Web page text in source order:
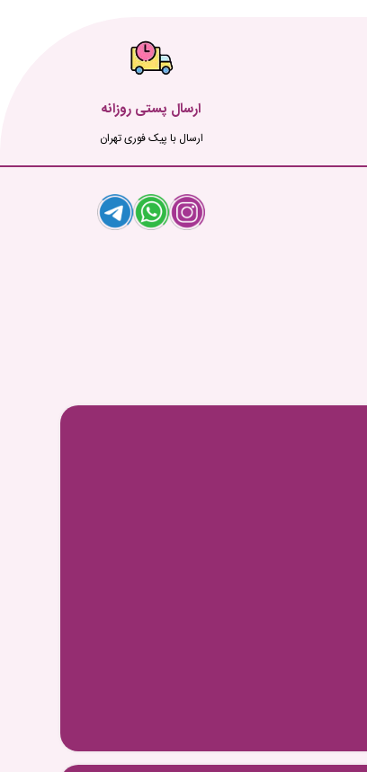
ارسال پستی روزانه
ارسال با پیک فوری تهران